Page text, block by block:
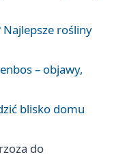
Najlepsze rośliny
– objawy,
blisko domu
do